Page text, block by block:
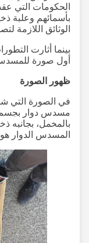
الحكومات التي
بأسمائهم وعلبة
الوثائق اللازمة
بينما أثارت
أول صورة للمسدس
ظهور الصورة
في الصورة التي
مسدس دوار بجسم
بالمخمل، بجانبه
المسدس الدوار هو